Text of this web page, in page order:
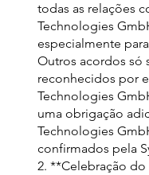
todas as relações
Technologies
especialmente
Outros acordos só
reconhecidos por
Technologies
uma obrigação
Technologies
confirmados pela
2. **Celebração